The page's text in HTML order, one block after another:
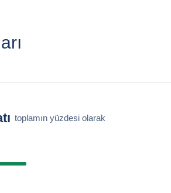
toplamın yüzdesi olarak